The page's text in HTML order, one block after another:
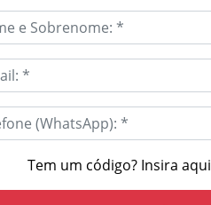
Tem um código? Insira aqui